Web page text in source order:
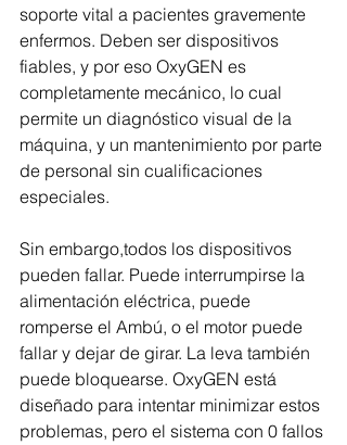
soporte vital a pacientes gravemente
enfermos. Deben ser dispositivos
fiables, y por eso OxyGEN es
completamente mecánico, lo cual
permite un diagnóstico visual de la
máquina, y un mantenimiento por parte
de personal sin cualificaciones
especiales.
Sin embargo,todos los dispositivos
pueden fallar. Puede interrumpirse la
alimentación eléctrica, puede
romperse el Ambú, o el motor puede
fallar y dejar de girar. La leva también
puede bloquearse. OxyGEN está
diseñado para intentar minimizar estos
problemas, pero el sistema con 0 fallos